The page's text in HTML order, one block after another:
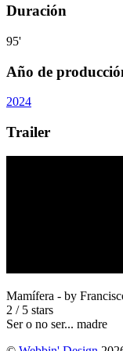
Duración
95'
Año de
2024
Trailer
Mamífera - by
2 / 5 stars
Ser o no ser... madre